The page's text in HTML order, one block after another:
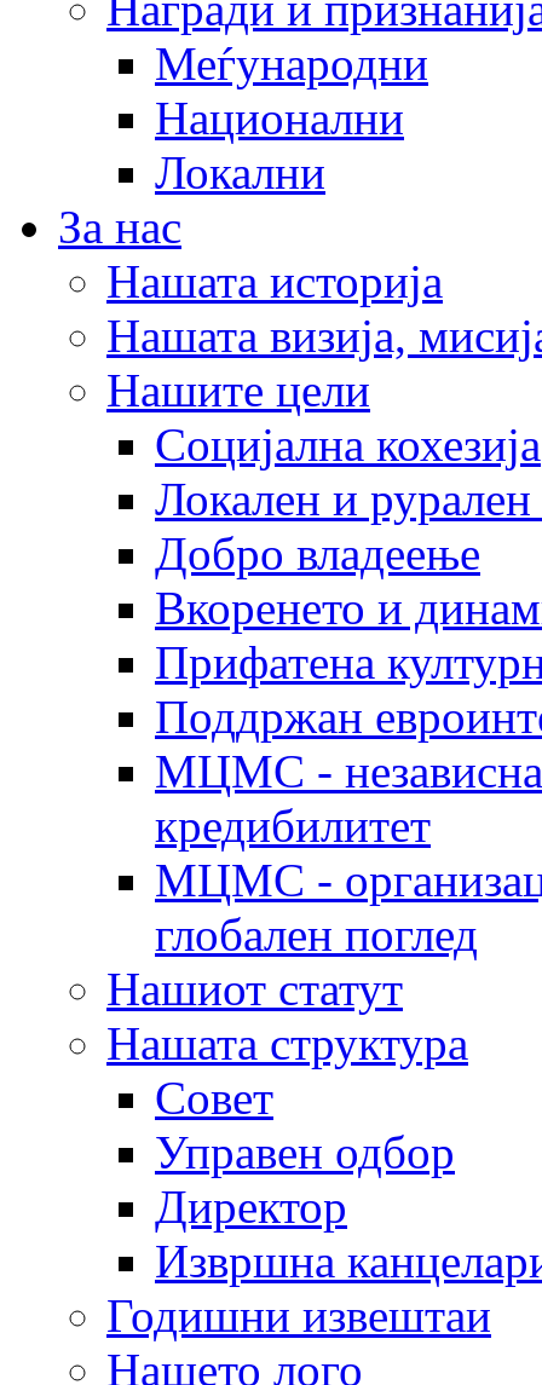
Меѓународни
Национални
Локални
За нас
Нашата историја
Нашата визија,
Нашите цели
Социјална кохезија
Локален и рурален
Добро владеење
Вкоренето и
Прифатена
Поддржан
МЦМС - независна
кредибилитет
МЦМС -
глобален поглед
Нашиот статут
Нашата структура
Совет
Управен одбор
Директор
Извршна
Годишни извештаи
Нашето лого